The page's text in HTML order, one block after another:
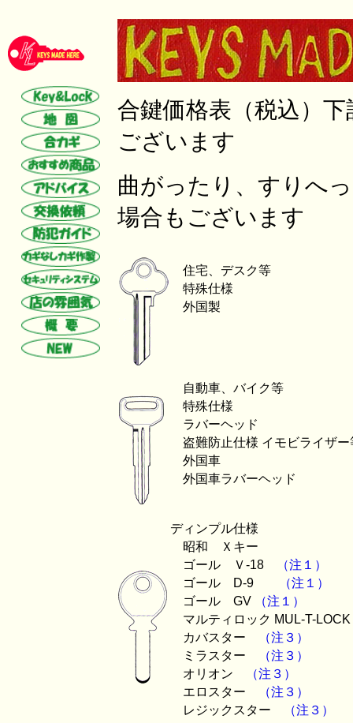
合鍵価格表（税込）
ございます
曲がったり、すりへ
場合もございます
住宅、デスク等
特殊仕様
外国製
自動車、バイク等
特殊仕様
ラバーヘッド
盗難防止仕様 イモビライザー
外国車
外国車ラバーヘッド
ディンプル仕様
昭和 Ｘキー
ゴール Ｖ-18
（注１）
ゴール D-9
（注１）
ゴール GV
（注１）
マルティロック MUL-T-
カバスター
（注３）
ミラスター
（注３）
オリオン
（注３）
エロスター
（注３）
レジックスター
（注３）